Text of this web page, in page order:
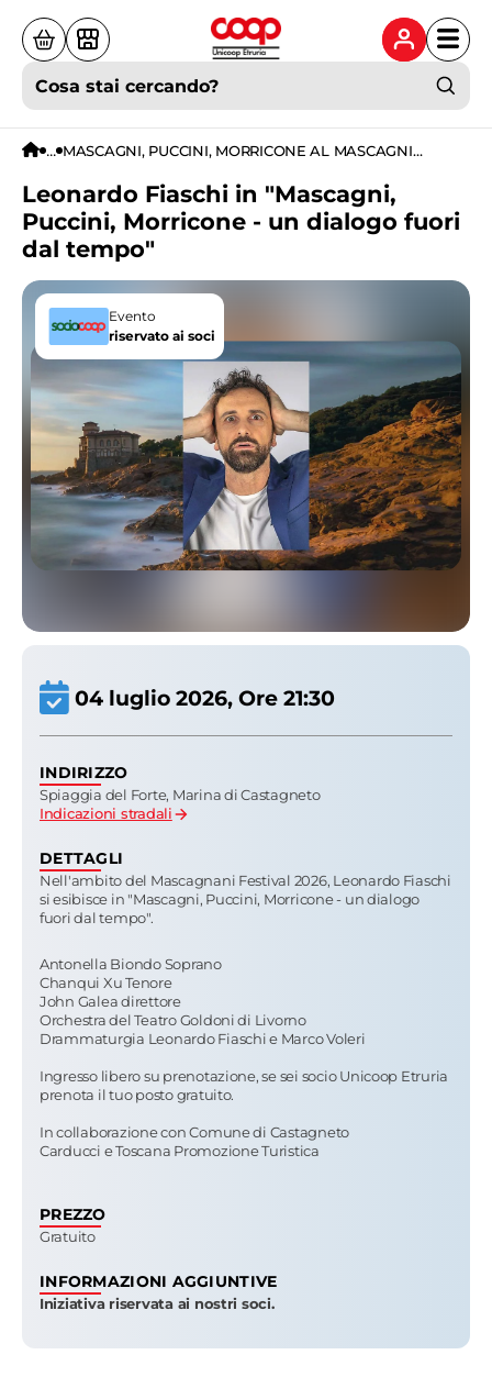
Cosa stai cercando?
... MASCAGNI, PUCCINI, MORRICONE AL MASCAGNI
Leonardo Fiaschi in "Mascagni,
Puccini, Morricone - un dialogo fuori
dal tempo"
Evento
riservato ai soci
04 luglio 2026, Ore 21:30
INDIRIZZO
Spiaggia del Forte, Marina di Castagneto
Indicazioni stradali
PREZZO
Gratuito
INFORMAZIONI AGGIUNTIVE
Iniziativa riservata ai nostri soci.
DETTAGLI
Nell'ambito del Mascagnani Festival 2026, Leonardo Fiaschi
si esibisce in "Mascagni, Puccini, Morricone - un dialogo
fuori dal tempo".
Antonella BiondoSoprano
Chanqui XuTenore
John Galeadirettore
Orchestra del Teatro Goldoni di Livorno
Drammaturgia Leonardo Fiaschi e Marco Voleri
Ingresso libero su prenotazione, se sei socio Unicoop Etruria
prenota il tuo posto gratuito.
In collaborazione conComune di Castagneto
Carducci eToscana Promozione Turistica